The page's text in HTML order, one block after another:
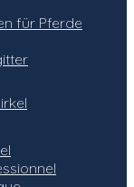
für Pferde